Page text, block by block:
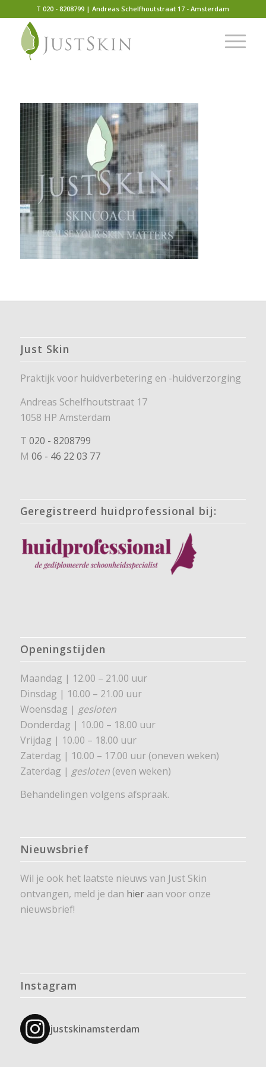
T 020 - 8208799 | Andreas Schelfhoutstraat 17 - Amsterdam
Just Skin
Praktijk voor huidverbetering en -huidverzorging
Andreas Schelfhoutstraat 17
1058 HP Amsterdam
T 020 - 8208799
M 06 - 46 22 03 77
Geregistreerd huidprofessional bij:
Openingstijden
Maandag | 12.00 – 21.00 uur
Dinsdag | 10.00 – 21.00 uur
Woensdag | gesloten
Donderdag | 10.00 – 18.00 uur
Vrijdag | 10.00 – 18.00 uur
Zaterdag | 10.00 – 17.00 uur (oneven weken)
Zaterdag | gesloten(even weken)
Behandelingen volgens afspraak.
Nieuwsbrief
Wil je ook het laatste nieuws van Just Skin
ontvangen, meld je dan hieraan voor onze
nieuwsbrief!
Instagram
justskinamsterdam